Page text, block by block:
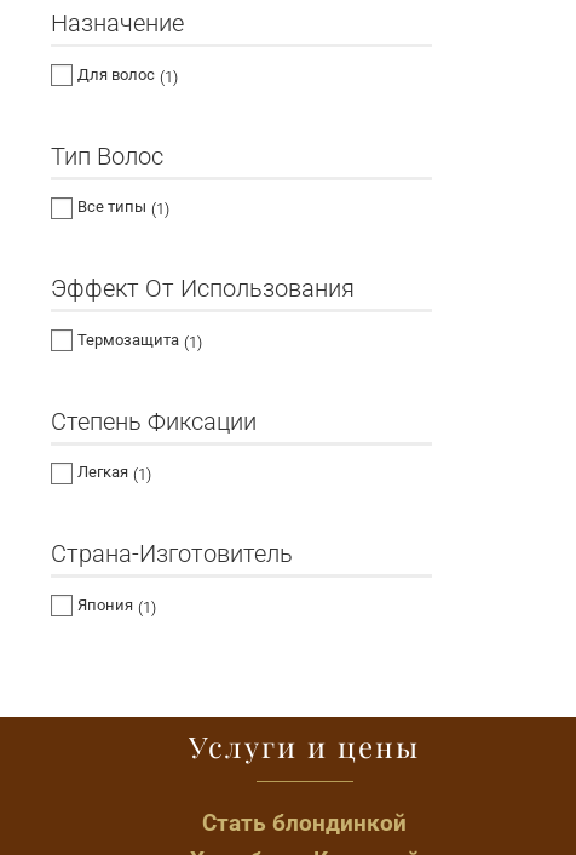
Назначение
Для волос (1)
Тип Волос
Все типы (1)
Эффект От Использования
Термозащита (1)
Степень Фиксации
Легкая (1)
Страна-Изготовитель
Япония (1)
Услуги и цены
Стать блондинкой